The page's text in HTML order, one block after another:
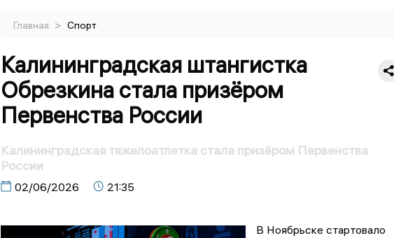
Главная > Спорт
Калининградская штангистка
Обрезкина стала призёром
Первенства России
Калининградская тяжелоатлетка стала призёром Первенства
России
02/06/2026 21:35
В Ноябрьске стартовало